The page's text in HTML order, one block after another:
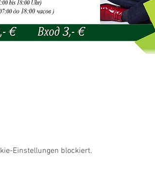
Einstellungen blockiert.